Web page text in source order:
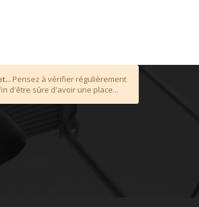
Pensez à vérifier régulièrement
d'être sûre d'avoir une place...